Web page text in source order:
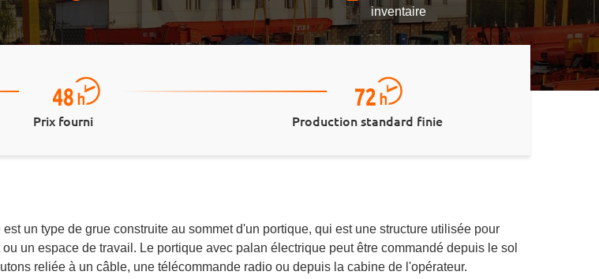
inventaire
Prix fourni Production standard finie
un type de grue construite au sommet d'un portique, qui est une structure utilisée pour
un espace de travail. Le portique avec palan électrique peut être commandé depuis le sol
reliée à un câble, une télécommande radio ou depuis la cabine de l'opérateur.